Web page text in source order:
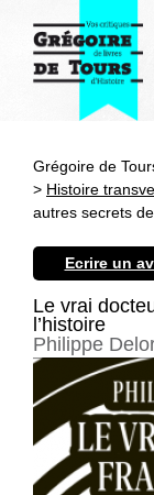
Grégoire de
> Histoire
autres secrets
Ecrire un
Le vrai
l’histoire
Philippe